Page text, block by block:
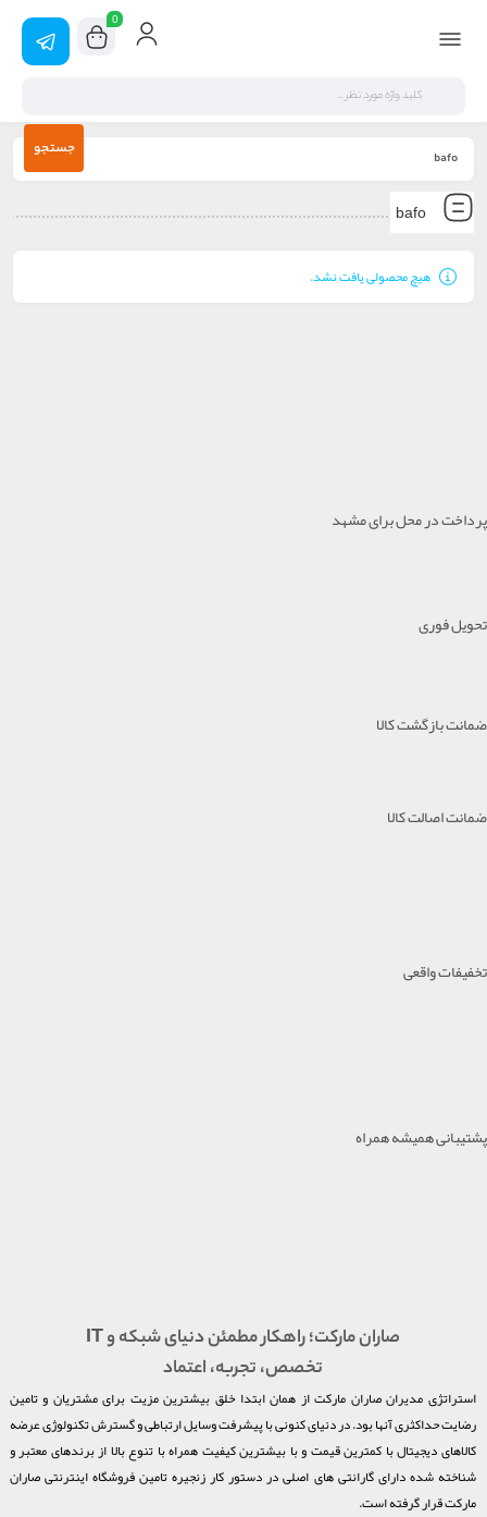
0
جستجو bafo
bafo
هیچ محصولی یافت نشد.
پرداخت در محل برای مشهد
تحویل فوری
ضمانت بازگشت کالا
ضمانت اصالت کالا
تخفیفات واقعی
پشتیبانی همیشه همراه
صاران مارکت؛ راهکار مطمئن دنیای شبکه و IT
تخصص، تجربه، اعتماد
استراتژی مدیران صاران مارکت از همان ابتدا خلق بیشترین مزیت برای مشتریان و تامین
رضایت حداکثری آنها بود. در دنیای کنونی با پیشرفت وسایل ارتباطی و گسترش تکنولوژی عرضه
کالاهای دیجیتال با کمترین قیمت و با بیشترین کیفیت همراه با تنوع بالا از برندهای معتبر و
شناخته شده دارای گارانتی های اصلی در دستور کار زنجیره تامین فروشگاه اینترنتی صاران
مارکت قرار گرفته است.